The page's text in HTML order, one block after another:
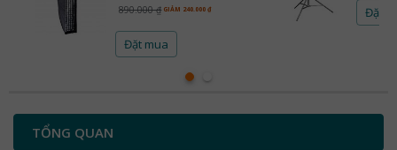
890.000 ₫ GIẢM 240.000 ₫
Đặt mua
Đặt
TỔNG QUAN